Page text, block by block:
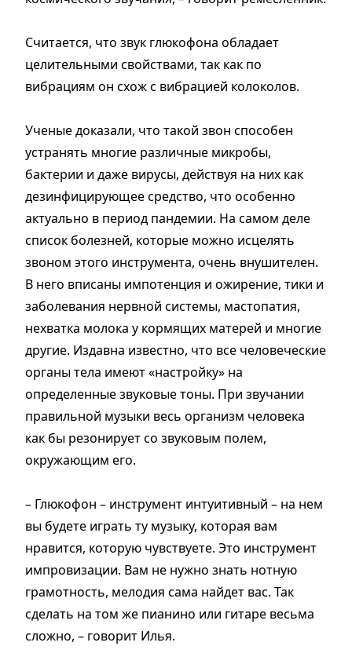
Считается, что звук глюкофона обладает
целительными свойствами, так как по
вибрациям он схож с вибрацией колоколов.
Ученые доказали, что такой звон способен
устранять многие различные микробы,
бактерии и даже вирусы, действуя на них как
дезинфицирующее средство, что особенно
актуально в период пандемии. На самом деле
список болезней, которые можно исцелять
звоном этого инструмента, очень внушителен.
В него вписаны импотенция и ожирение, тики и
заболевания нервной системы, мастопатия,
нехватка молока у кормящих матерей и многие
другие. Издавна известно, что все человеческие
органы тела имеют «настройку» на
определенные звуковые тоны. При звучании
правильной музыки весь организм человека
как бы резонирует со звуковым полем,
окружающим его.
– Глюкофон – инструмент интуитивный – на нем
вы будете играть ту музыку, которая вам
нравится, которую чувствуете. Это инструмент
импровизации. Вам не нужно знать нотную
грамотность, мелодия сама найдет вас. Так
сделать на том же пианино или гитаре весьма
сложно, – говорит Илья.